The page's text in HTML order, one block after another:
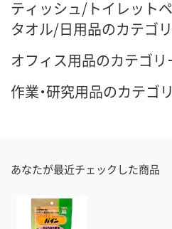
ティッシュ/トイレット
タオル/日用品のカテゴ
オフィス用品のカテゴリ
作業・研究用品のカテゴ
あなたが最近チェックした商品